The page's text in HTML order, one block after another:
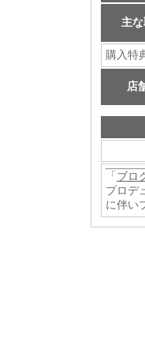
主
購入特
店
「 ブロ
プロデ
に伴い